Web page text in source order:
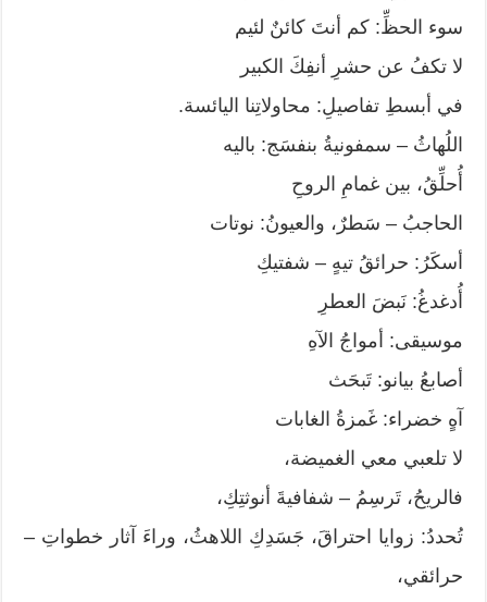
سوء الحظِّ: كم أنتَ كائنٌ لئيم
لا تكفُ عن حشرِ أنفِكَ الكبير
في أبسطِ تفاصيلِ: محاولاتِنا اليائسة.
اللُهاثُ – سمفونيةُ بنفسَج: باليه
أُحلِّقُ، بين غمامِ الروحِ
الحاجبُ – سَطرٌ، والعيونُ: نوتات
أسكَرُ: حرائقُ تيهٍ – شفتيكِ
أُدغدغُ: نَبضَ العطرِ
موسيقى: أمواجُ الآهِ
أصابعُ بيانو: تَبحَث
آهٍ خضراء: غَمزةُ الغابات
لا تلعبي معي الغميضة،
فالريحُ، تَرسِمُ – شفافيةَ أنوثتِكِ،
تُحددُ: زوايا احتراقَ، جَسَدِكِ اللاهثُ، وراءَ آثار خطواتِ –
حرائقي،